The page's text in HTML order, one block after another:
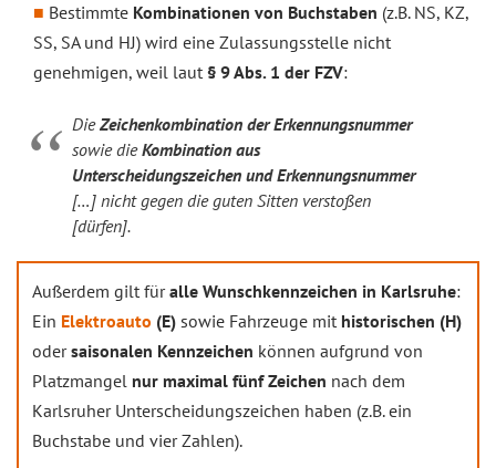
Bestimmte Kombinationen von Buchstaben (z.B. NS, KZ,
SS, SA und HJ) wird eine Zulassungsstelle nicht
genehmigen, weil laut § 9 Abs. 1 der FZV:
DieZeichenkombination der Erkennungsnummer
sowie dieKombination aus
Unterscheidungszeichen und Erkennungsnummer
[…] nicht gegen die guten Sitten verstoßen
[dürfen].
Außerdem gilt füralle Wunschkennzeichen in Karlsruhe:
Ein Elektroauto (E) sowie Fahrzeuge mit historischen (H)
odersaisonalen Kennzeichen können aufgrund von
Platzmangel nur maximal fünf Zeichen nach dem
Karlsruher Unterscheidungszeichen haben (z.B. ein
Buchstabe und vier Zahlen).